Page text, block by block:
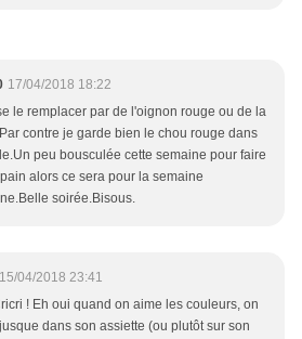
17/04/2018 18:22
le remplacer par de l'oignon rouge ou de la
contre je garde bien le chou rouge dans
peu bousculée cette semaine pour faire
alors ce sera pour la semaine
soirée.Bisous.
15/04/2018 23:41
! Eh oui quand on aime les couleurs, on
dans son assiette (ou plutôt sur son